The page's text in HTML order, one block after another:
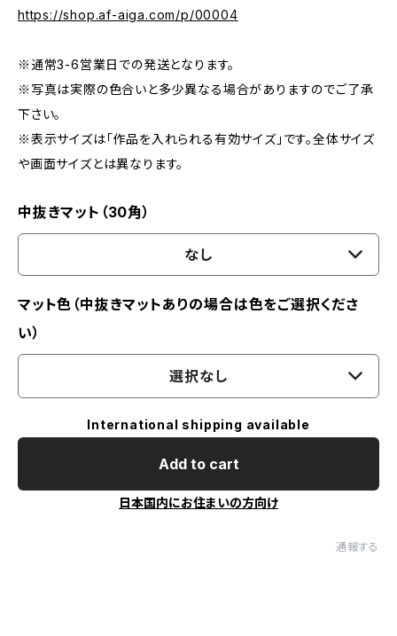
https://shop.af-aiga.com/p/00004
※通常3-6営業日での発送となります。
※写真は実際の色合いと多少異なる場合がありますのでご了承
下さい。
※表示サイズは「作品を入れられる有効サイズ」です。全体サイズ
や画面サイズとは異なります。
中抜きマット（30角）
なし
マット色（中抜きマットありの場合は色をご選択くださ
い）
選択なし
International shipping available
Add to cart
日本国内にお住まいの方向け
通報する